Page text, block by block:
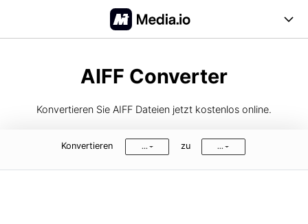
AIFF Converter
Konvertieren Sie AIFF Dateien jetzt kostenlos online.
Konvertieren ... zu ...